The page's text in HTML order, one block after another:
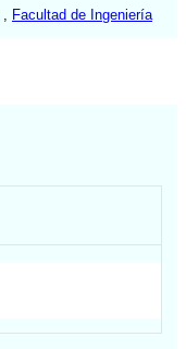
Facultad de Ingeniería